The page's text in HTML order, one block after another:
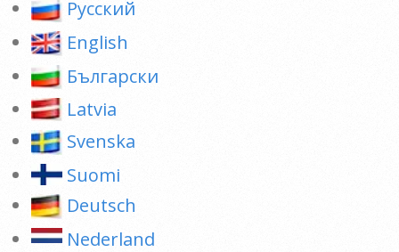
Pусский
English
Български
Latvia
Svenska
Suomi
Deutsch
Nederland